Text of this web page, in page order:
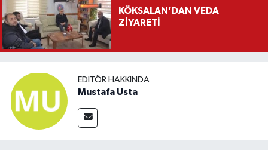
KÖKSALAN’DAN VEDA
ZİYARETİ
EDITÖR HAKKINDA
Mustafa Usta